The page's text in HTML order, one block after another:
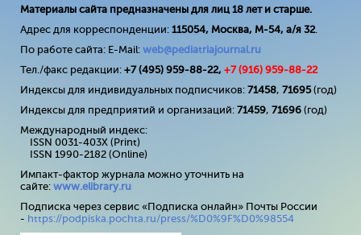
Материалы сайта предназначены для лиц 18 лет и старше.
Адрес для корреспонденции: 115054, Москва, М-54, а/я 32.
По работе сайта: E-Mail: web@pediatriajournal.ru
Тел./факс редакции: +7 (495) 959-88-22, +7 (916) 959-88-22
Индексы для индивидуальных подписчиков: 71458, 71695(год)
Индексы для предприятий и организаций: 71459, 71696 (год)
Международный индекс:
ISSN 0031-403X (Print)
ISSN 1990-2182 (Online)
Импакт-фактор журнала можно уточнить на
сайте: www.elibrary.ru
Подписка через сервис «Подписка онлайн» Почты России
- https://podpiska.pochta.ru/press/%D0%9F%D0%98554